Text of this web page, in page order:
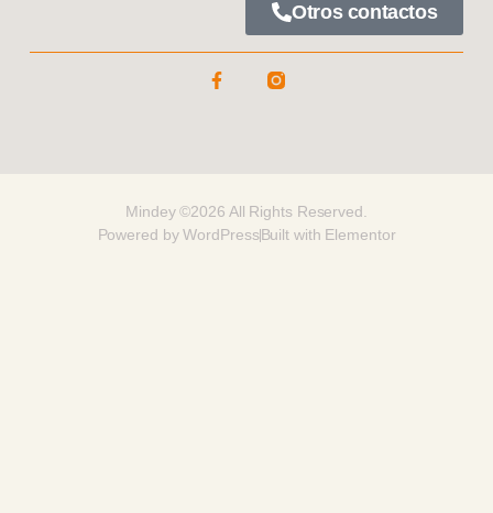
Otros contactos
Mindey ©2026 All Rights Reserved.
Powered by WordPressBuilt with Elementor